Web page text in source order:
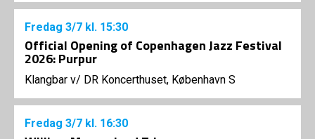
Fredag 3/7 kl. 15:30
Official Opening of Copenhagen Jazz Festival
2026: Purpur
Klangbar v/ DR Koncerthuset, København S
Fredag 3/7 kl. 16:30